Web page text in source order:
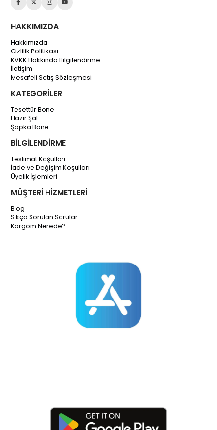
HAKKIMIZDA
Hakkımızda
Gizlilik Politikası
KVKK Hakkında Bilgilendirme
İletişim
Mesafeli Satış Sözleşmesi
KATEGORİLER
Tesettür Bone
Hazır Şal
Şapka Bone
BİLGİLENDİRME
Teslimat Koşulları
İade ve Değişim Koşulları
Üyelik İşlemleri
MÜŞTERİ HİZMETLERİ
Blog
Sıkça Sorulan Sorular
Kargom Nerede?